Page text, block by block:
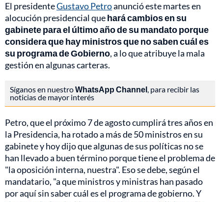
El presidenteGustavo Petroanunció este martes en
alocución presidencial quehará cambios en su
gabinete para el último año de su mandato porque
considera que hay ministros que no saben cuál es
su programa de Gobierno, a lo que atribuye la mala
gestión en algunas carteras.
Síganos en nuestroWhatsApp Channel, para recibir las
noticias de mayor interés
Petro, que el próximo 7 de agosto cumplirá tres años en
la Presidencia, ha rotado a más de 50 ministros en su
gabinete y hoy dijo que algunas de sus políticas no se
han llevado a buen término porque tiene el problema de
"la oposición interna, nuestra". Eso se debe, según el
mandatario, "a que ministros y ministras han pasado
por aquí sin saber cuál es el programa de gobierno. Y